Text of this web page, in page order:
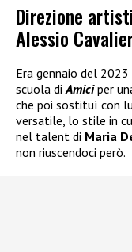
Direzione
Alessio
Era gennaio del 2023
scuola di Amiciper
che poi sostituì con
versatile, lo stile in
nel talent di Maria
non riuscendoci però.